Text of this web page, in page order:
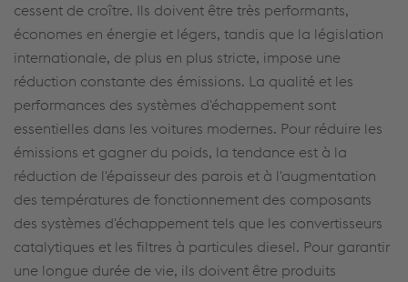
cessent de croître. Ils doivent être très performants,
économes en énergie et légers, tandis que la législation
internationale, de plus en plus stricte, impose une
réduction constante des émissions. La qualité et les
performances des systèmes d'échappement sont
essentielles dans les voitures modernes. Pour réduire les
émissions et gagner du poids, la tendance est à la
réduction de l'épaisseur des parois et à l'augmentation
des températures de fonctionnement des composants
des systèmes d'échappement tels que les convertisseurs
catalytiques et les filtres à particules diesel. Pour garantir
une longue durée de vie, ils doivent être produits